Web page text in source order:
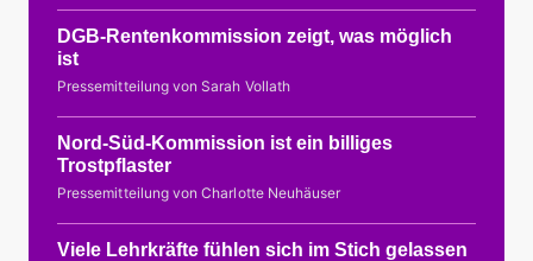
DGB-Rentenkommission zeigt, was möglich
ist
Pressemitteilung von Sarah Vollath
Nord-Süd-Kommission ist ein billiges
Trostpflaster
Pressemitteilung von Charlotte Neuhäuser
Viele Lehrkräfte fühlen sich im Stich gelassen